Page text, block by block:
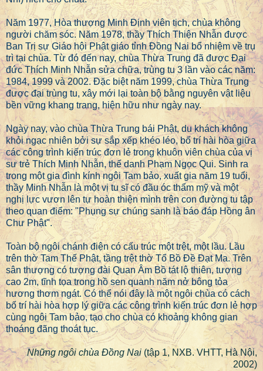
Năm 1977, Hòa thượng Minh Định viên tịch, chùa không
người chăm sóc. Năm 1978, thầy Thích Thiện Nhẫn được
Ban Trị sự Giáo hội Phật giáo tỉnh Đồng Nai bổ nhiệm về trụ
trì tại chùa. Từ đó đến nay, chùa Thừa Trung đã được Đại
đức Thích Minh Nhẫn sửa chữa, trùng tu 3 lần vào các năm:
1984, 1999 và 2002. Đặc biệt năm 1999, chùa Thừa Trung
được đại trùng tu, xây mới lại toàn bộ bằng nguyên vật liệu
bền vững khang trang, hiện hữu như ngày nay.
Ngày nay, vào chùa Thừa Trung bái Phật, du khách không
khỏi ngạc nhiên bởi sự sắp xếp khéo léo, bố trí hài hòa giữa
các công trình kiến trúc đơn lẻ trong khuôn viên chùa của vị
sư trẻ Thích Minh Nhẫn, thế danh Phạm Ngọc Qui. Sinh ra
trong một gia đình kính ngôi Tam bảo, xuất gia năm 19 tuổi,
thầy Minh Nhẫn là một vị tu sĩ có đầu óc thẩm mỹ và một
nghị lực vươn lên tự hoàn thiện mình trên con đường tu tập
theo quan điểm: "Phụng sự chúng sanh là báo đáp Hồng ân
Chư Phật".
Toàn bộ ngôi chánh điện có cấu trúc một trệt, một lầu. Lầu
trên thờ Tam Thế Phật, tầng trệt thờ Tổ Bồ Đề Đạt Ma. Trên
sân thượng có tượng đài Quan Âm Bồ tát lộ thiên, tượng
cao 2m, tĩnh tọa trong hồ sen quanh năm nở bông tỏa
hương thơm ngát. Có thể nói đây là một ngôi chùa có cách
bố trí hài hòa hợp lý giữa các công trình kiến trúc đơn lẻ hợp
cùng ngôi Tam bảo, tạo cho chùa có khoảng không gian
thoáng đãng thoát tục.
Những ngôi chùa Đồng Nai (tập 1, NXB. VHTT, Hà Nội,
2002)